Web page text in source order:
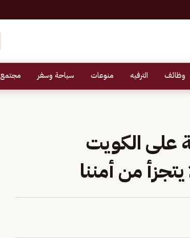
وظائف الترفيه منوعات سياحة وسفر مجتمع
على الكويت
من أمننا